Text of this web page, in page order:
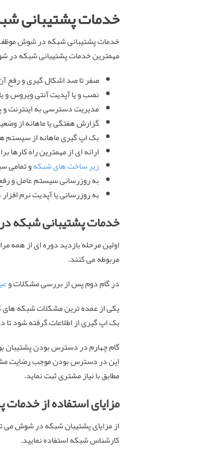
خدمات پشتیبانی
خدمات پشتیبانی شبکه در شوش موظف
مهمترین خدمات پشتیبانی شبکه در
صفر تا صد اشکال گیری و رفع
نصب و یا آپدیت آنتی ویروس و
مدیریت دسترسی به اینترنت و
گزارش هفتگی یا ماهانه از
بک اپ گیری ماهانه از سیستم
ارائه ای از مهمترین راه کارها
زیر ساخت های شبکهو تمامی
به روزرسانی سیستم عامل و
به روزرسانی یا آپدیت نرم
خدمات پشتیبانی شبکه
اولین مرحله بازدید دوره ای از
مربوطه می کنند.
در گام دوم پس از بررسی مشکلات و
یکی از عمده ترین مشکلات شبکه
بک اپ گیری از اطلاعات گرفته شود تا
گام چهارم در دسترس بودن پشتیبان
این در دسترس بودن موجب رضایت
مطابق با نیاز مشتری ثبت نماید.
مزایای استفاده از
از مزایای پشتیبان شبکه در شوش می
کارشناس شبکه استفاده نمایید.